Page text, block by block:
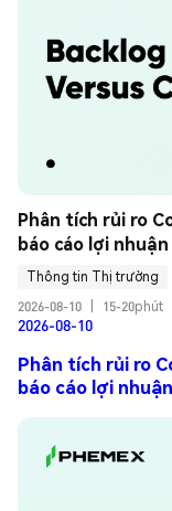
Phân tích rủi ro
báo cáo lợi nhuận
Thông tin Thị trường
2026-08-10
15-20phút
2026-08-10
Phân tích rủi ro
báo cáo lợi nhuận